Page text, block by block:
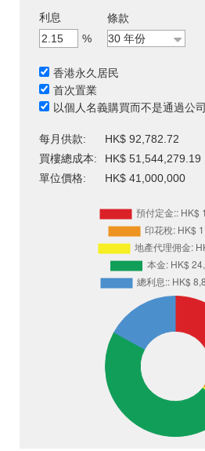
利息
%
條款
香港永久居民
首次置業
以個人名義購買而不是通過公司
每月供款:
HK$ 92,782.72
買樓總成本:
HK$ 51,544,279.19
單位價格:
HK$ 41,000,000